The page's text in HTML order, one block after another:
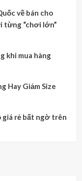
về bán cho
từng “chơi lớn”
khi mua hàng
Hay Giảm Size
giá rẻ bất ngờ trên